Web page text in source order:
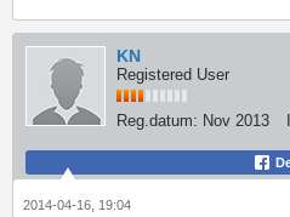
KN
Registered User
Reg.datum: Nov 2013
2014-04-16, 19:04